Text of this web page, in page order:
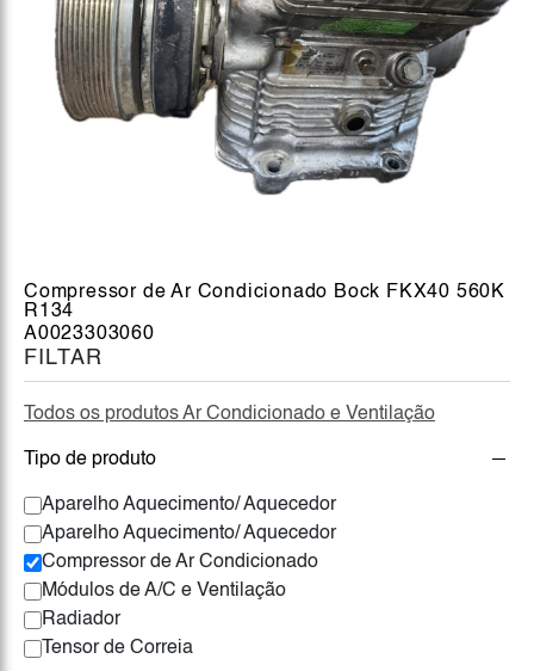
FILTAR
Todos os produtos Ar Condicionado e Ventilação
Tipo de produto
Aparelho Aquecimento/ Aquecedor
Aparelho Aquecimento/ Aquecedor
Compressor de Ar Condicionado
Módulos de A/C e Ventilação
Radiador
Tensor de Correia
Compressor de Ar Condicionado Bock FKX40 560K
R134
A0023303060